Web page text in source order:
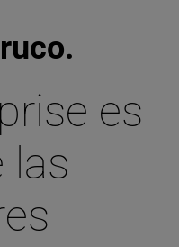
es
las